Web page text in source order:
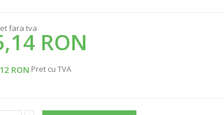
fara tva RON
RON Pret cu TVA